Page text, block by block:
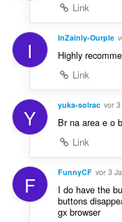
Link
I InZainly-Ourple
Highly
Link
Y yuka-solrac vor
Br na area e o
Link
F FunnyCF vor 3
I do have the
buttons
gx browser